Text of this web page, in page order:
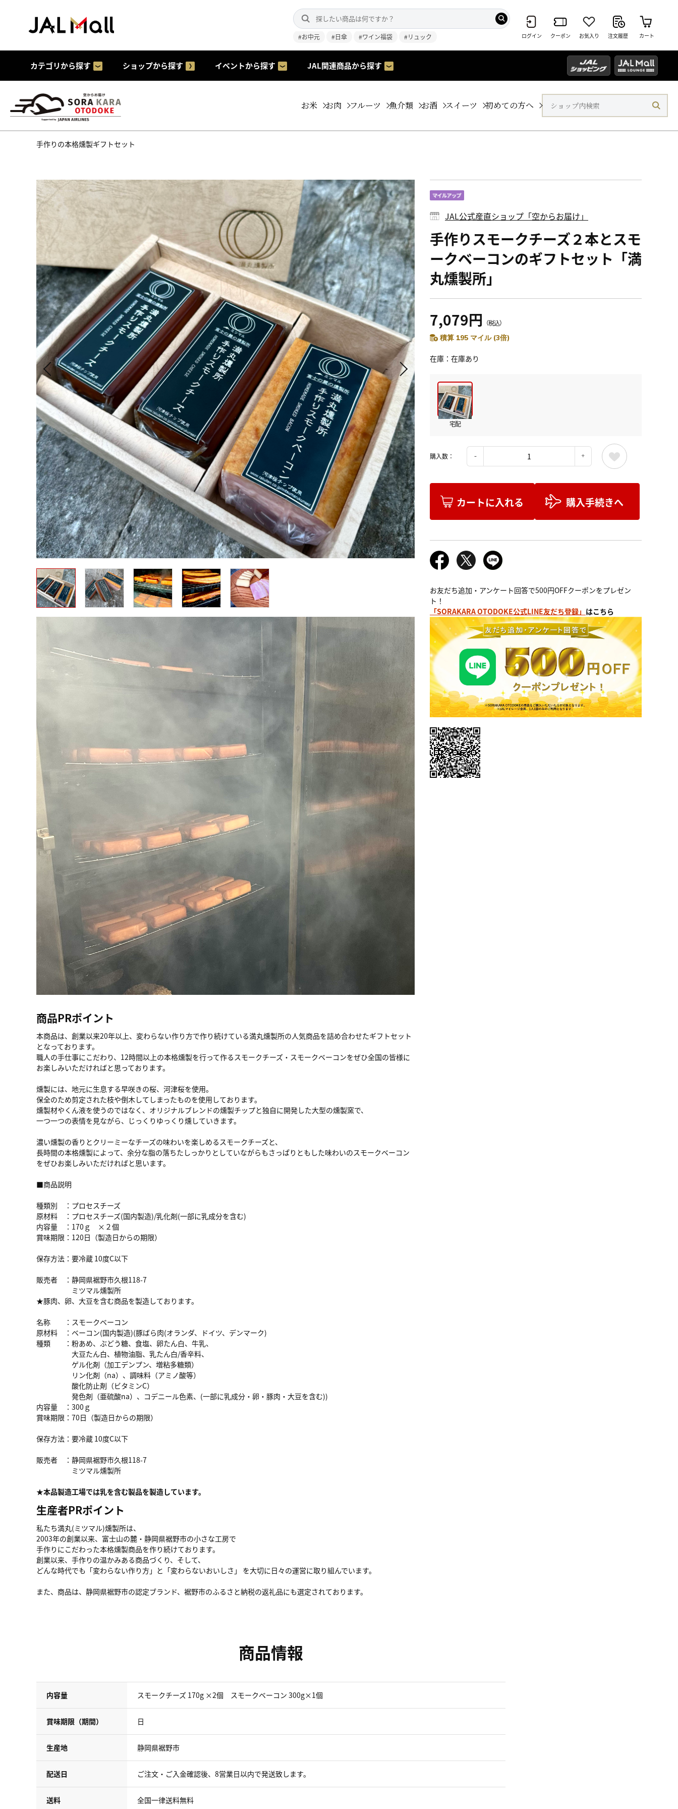
#お中元 #日傘 #ワイン福袋 #リュック ログイン クーポン お気入り 注文履歴 カート
カテゴリから探す ショップから探す イベントから探す JAL関連商品から探す
お米 お肉 フルーツ 魚介類 お酒 スイーツ 初めての方へ
手作りの本格燻製ギフトセット
商品PRポイント
本商品は、創業以来20年以上、変わらない作り方で作り続けている満丸燻製所の人気商品を詰め合わせたギフトセット
となっております。
職人の手仕事にこだわり、12時間以上の本格燻製を行って作るスモークチーズ・スモークベーコンをぜひ全国の皆様に
お楽しみいただければと思っております。
燻製には、地元に生息する早咲きの桜、河津桜を使用。
保全のため剪定された枝や倒木してしまったものを使用しております。
燻製材やくん液を使うのではなく、オリジナルブレンドの燻製チップと独自に開発した大型の燻製窯で、
一つ一つの表情を見ながら、じっくりゆっくり燻していきます。
濃い燻製の香りとクリーミーなチーズの味わいを楽しめるスモークチーズと、
長時間の本格燻製によって、余分な脂の落ちたしっかりとしていながらもさっぱりともした味わいのスモークベーコン
をぜひお楽しみいただければと思います。
■商品説明
種類別 ：プロセスチーズ
原材料 ：プロセスチーズ(国内製造)/乳化剤(一部に乳成分を含む)
内容量 ：170ｇ ×２個
賞味期限：120日（製造日からの期限）
保存方法：要冷蔵 10度C以下
販売者 ：静岡県裾野市久根118-7
ミツマル燻製所
★豚肉、卵、大豆を含む商品を製造しております。
名称 ：スモークベーコン
原材料 ：ベーコン(国内製造)(豚ばら肉(オランダ、ドイツ、デンマーク)
種類 ：粉あめ、ぶどう糖、食塩、卵たん白、牛乳、
大豆たん白、植物油脂、乳たん白/香辛料、
ゲル化剤（加工デンプン、増粘多糖類）
リン化剤（na）、調味料（アミノ酸等）
酸化防止剤（ビタミンC）
発色剤（亜硫酸na）、コデニール色素、(一部に乳成分・卵・豚肉・大豆を含む))
内容量 ：300ｇ
賞味期限：70日（製造日からの期限）
保存方法：要冷蔵 10度C以下
販売者 ：静岡県裾野市久根118-7
ミツマル燻製所
★本品製造工場では乳を含む製品を製造しています。
生産者PRポイント
私たち満丸(ミツマル)燻製所は、
2003年の創業以来、富士山の麓・静岡県裾野市の小さな工房で
手作りにこだわった本格燻製商品を作り続けております。
創業以来、手作りの温かみある商品づくり、そして、
どんな時代でも「変わらない作り方」と「変わらないおいしさ」 を大切に日々の運営に取り組んでいます。
また、商品は、静岡県裾野市の認定ブランド、裾野市のふるさと納税の返礼品にも選定されております。
JAL公式産直ショップ「空からお届け」
手作りスモークチーズ２本とスモ
ークベーコンのギフトセット「満
丸燻製所」
7,079円 （税込）
積算 195 マイル (3倍)
在庫 在庫あり
宅配
購入数：
カートに入れる 購入手続きへ
お友だち追加・アンケート回答で500円OFFクーポンをプレゼン
ト！
「SORAKARA OTODOKE公式LINE友だち登録」 はこちら
商品情報
内容量 スモークチーズ 170g ×2個 スモークベーコン 300g×1個
賞味期限（期間） 日
生産地 静岡県裾野市
配送日 ご注文・ご入金確認後、8営業日以内で発送致します。
送料 全国一律送料無料